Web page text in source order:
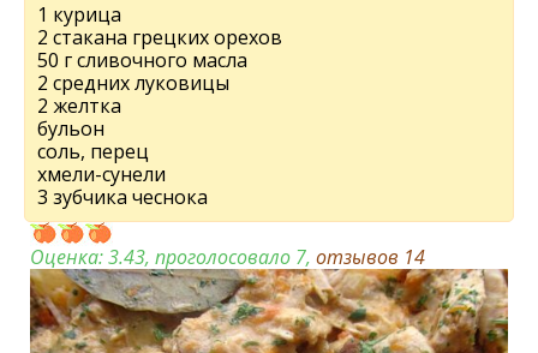
1 курица
2 стакана грецких орехов
50 г сливочного масла
2 средних луковицы
2 желтка
бульон
соль, перец
хмели-сунели
3 зубчика чеснока
Оценка:3.43, проголосовало 7, отзывов 14